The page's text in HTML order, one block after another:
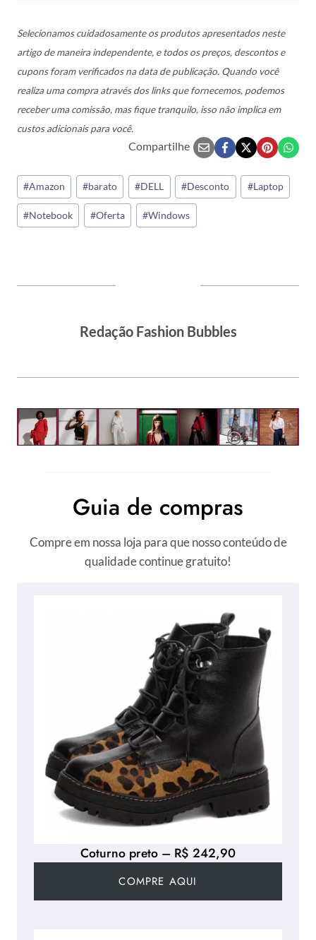
Selecionamos cuidadosamente os produtos apresentados neste
artigo de maneira independente, e todos os preços, descontos e
cupons foram verificados na data de publicação. Quando você
realiza uma compra através dos links que fornecemos, podemos
receber uma comissão, mas fique tranquilo, isso não implica em
custos adicionais para você.
Compartilhe
Tags
do
Post:
#Amazon #barato #DELL #Desconto #Laptop
#Notebook #Oferta #Windows
Redação Fashion Bubbles
Guia de compras
Compre em nossa loja para que nosso conteúdo de
qualidade continue gratuito!
Coturno preto – R$ 242,90
COMPRE AQUI